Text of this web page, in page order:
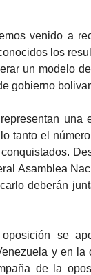
venido a
los
un modelo
gobierno
tanto el
Asamblea
deberán
se
y en
de la